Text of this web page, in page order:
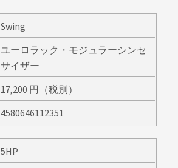
Swing
ユーロラック・モジュラーシンセ
サイザー
17,200 円（税別）
4580646112351
5HP